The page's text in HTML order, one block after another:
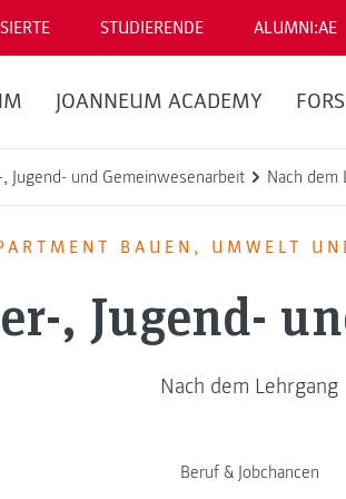
STUDIERENDE ALUMNI:AE
JOANNEUM ACADEMY
Jugend- und Gemeinwesenarbeit Nach dem
BAUEN, UMWELT
, Jugend-
Nach dem Lehrgang
Beruf & Jobchancen